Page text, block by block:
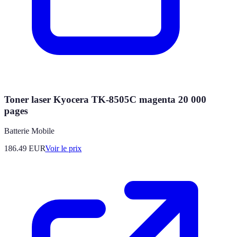
Toner laser Kyocera TK-8505C magenta 20 000
pages
Batterie Mobile
186.49 EURVoir le prix